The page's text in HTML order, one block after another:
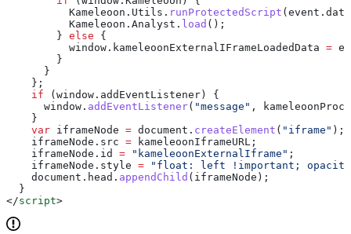
          Kameleoon
. Utils . runProtectedScript ( event . data
          Kameleoon
. Analyst . load ();
        }
else {
          window
. kameleoonExternalIFrameLoadedData =
        }
      }
    };
    if
( window . addEventListener ) {
      window
. addEventListener( "message" ,
    }
    var
iframeNode = document . createElement ( "iframe" );
    iframeNode
. src = kameleoonIframeURL ;
    iframeNode
. id = "kameleoonExternalIframe" ;
    iframeNode
. style = "float: left !important;
    document
. head . appendChild ( iframeNode );
  }
</script>